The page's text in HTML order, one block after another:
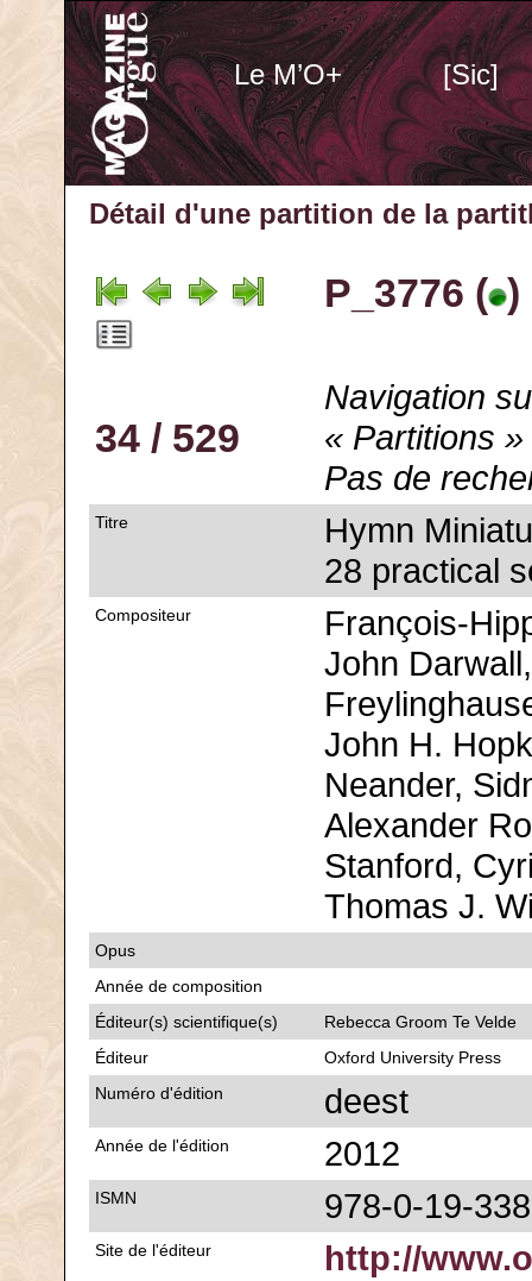
Le M’O+ [Sic]
Détail d'une partition de la
P_3776 ( )
34 / 529
Navigation
« Partitions »
Pas de
Titre
Hymn
28 practical
Compositeur
François-
John
John H.
Neander,
Alexander
Stanford,
Thomas J.
Opus
Année de composition
Éditeur(s) scientifique(s)
Rebecca Groom Te Velde
Éditeur
Oxford University Press
Numéro d'édition
deest
Année de l'édition 2012
ISMN 978-0-19-
Site de l'éditeur http://